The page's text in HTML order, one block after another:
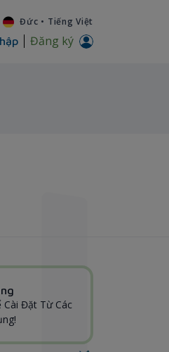
Đức • Tiếng Việt
Đăng ký
Đặt Từ Các